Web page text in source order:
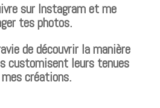
sur Instagram et me
tes photos.
de découvrir la manière
customisent leurs tenues
créations.